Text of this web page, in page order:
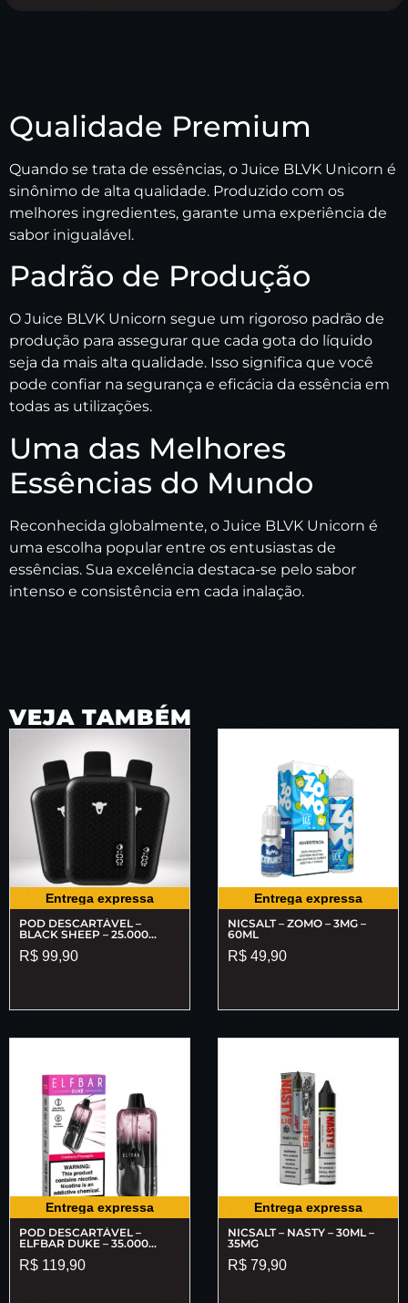
Qualidade Premium
Quando se trata de essências, o Juice BLVK Unicorn é
sinônimo de alta qualidade. Produzido com os
melhores ingredientes, garante uma experiência de
sabor inigualável.
Padrão de Produção
O Juice BLVK Unicorn segue um rigoroso padrão de
produção para assegurar que cada gota do líquido
seja da mais alta qualidade. Isso significa que você
pode confiar na segurança e eficácia da essência em
todas as utilizações.
Uma das Melhores
Essências do Mundo
Reconhecida globalmente, o Juice BLVK Unicorn é
uma escolha popular entre os entusiastas de
essências. Sua excelência destaca-se pelo sabor
intenso e consistência em cada inalação.
VEJA TAMBÉM
Entrega expressa
POD DESCARTÁVEL –
BLACK SHEEP – 25.000
R$ 99,90
Entrega expressa
NICSALT – ZOMO – 3MG –
60ML
R$ 49,90
Entrega expressa
POD DESCARTÁVEL –
ELFBAR DUKE – 35.000
R$ 119,90
Entrega expressa
NICSALT – NASTY – 30ML –
35MG
R$ 79,90